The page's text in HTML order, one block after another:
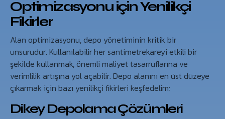
Optimizasyonu için Yenilikçi
Fikirler
Alan optimizasyonu, depo yönetiminin kritik bir
unsurudur. Kullanılabilir her santimetrekareyi etkili bir
şekilde kullanmak, önemli maliyet tasarruflarına ve
verimlilik artışına yol açabilir. Depo alanını en üst düzeye
çıkarmak için bazı yenilikçi fikirleri keşfedelim:
Dikey Depolama Çözümleri